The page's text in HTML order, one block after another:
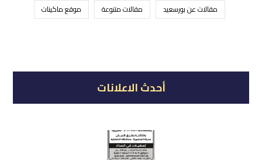
مقالات عن بورسعيد
مقالات متنوعة موقع ماكينات
أحدث الاعلانات